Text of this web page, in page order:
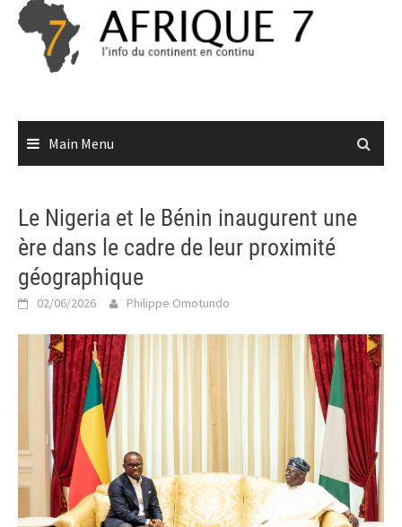
Skip
content
Main Menu
Le Nigeria et le Bénin inaugurent une
ère dans le cadre de leur proximité
géographique
02/06/2026 Philippe Omotundo